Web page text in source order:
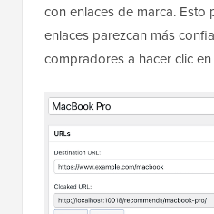
con enlaces de marca. Esto
enlaces parezcan más
compradores a hacer clic